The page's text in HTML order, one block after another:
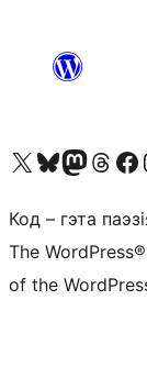
Наведайце наш акаўнт у X (былы Twitter)
Visit our Bluesky account
Visit our Mastodon
Visit our
Код – гэта
The
of the